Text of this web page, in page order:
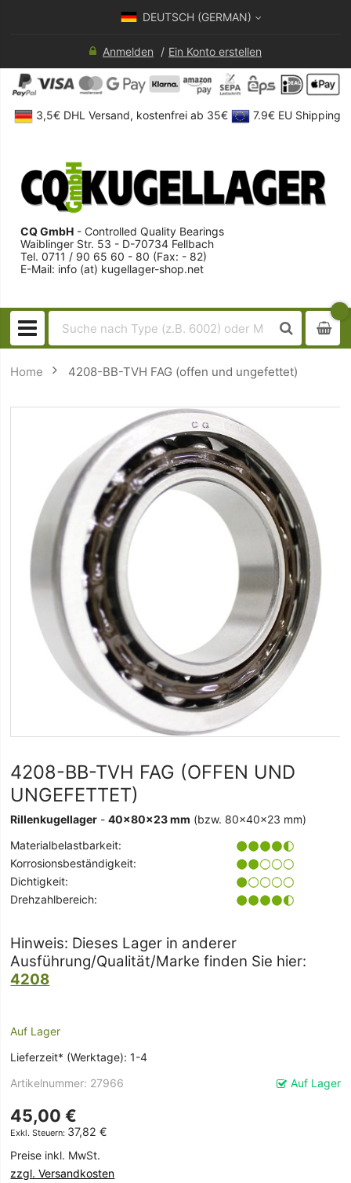
DEUTSCH (GERMAN)
Anmelden Ein Konto erstellen
3,5€ DHL Versand, kostenfrei ab 35€ 7.9€ EU Shipping
CQ GmbH - Controlled Quality Bearings
Waiblinger Str. 53 - D-70734 Fellbach
Tel. 0711 / 90 65 60 - 80 (Fax: - 82)
E-Mail: info (at) kugellager-shop.net
Home 4208-BB-TVH FAG (offen und ungefettet)
4208-BB-TVH FAG (OFFEN UND
UNGEFETTET)
Rillenkugellager -40x80x23 mm (bzw. 80x40x23 mm)
Materialbelastbarkeit:
Korrosionsbeständigkeit:
Dichtigkeit:
Drehzahlbereich:
Hinweis: Dieses Lager in anderer
Ausführung/Qualität/Marke finden Sie hier:
4208
Auf Lager
Lieferzeit* (Werktage): 1-4
Auf Lager
Artikelnummer 27966
45,00 €
37,82 €
Preise inkl. MwSt.
zzgl. Versandkosten